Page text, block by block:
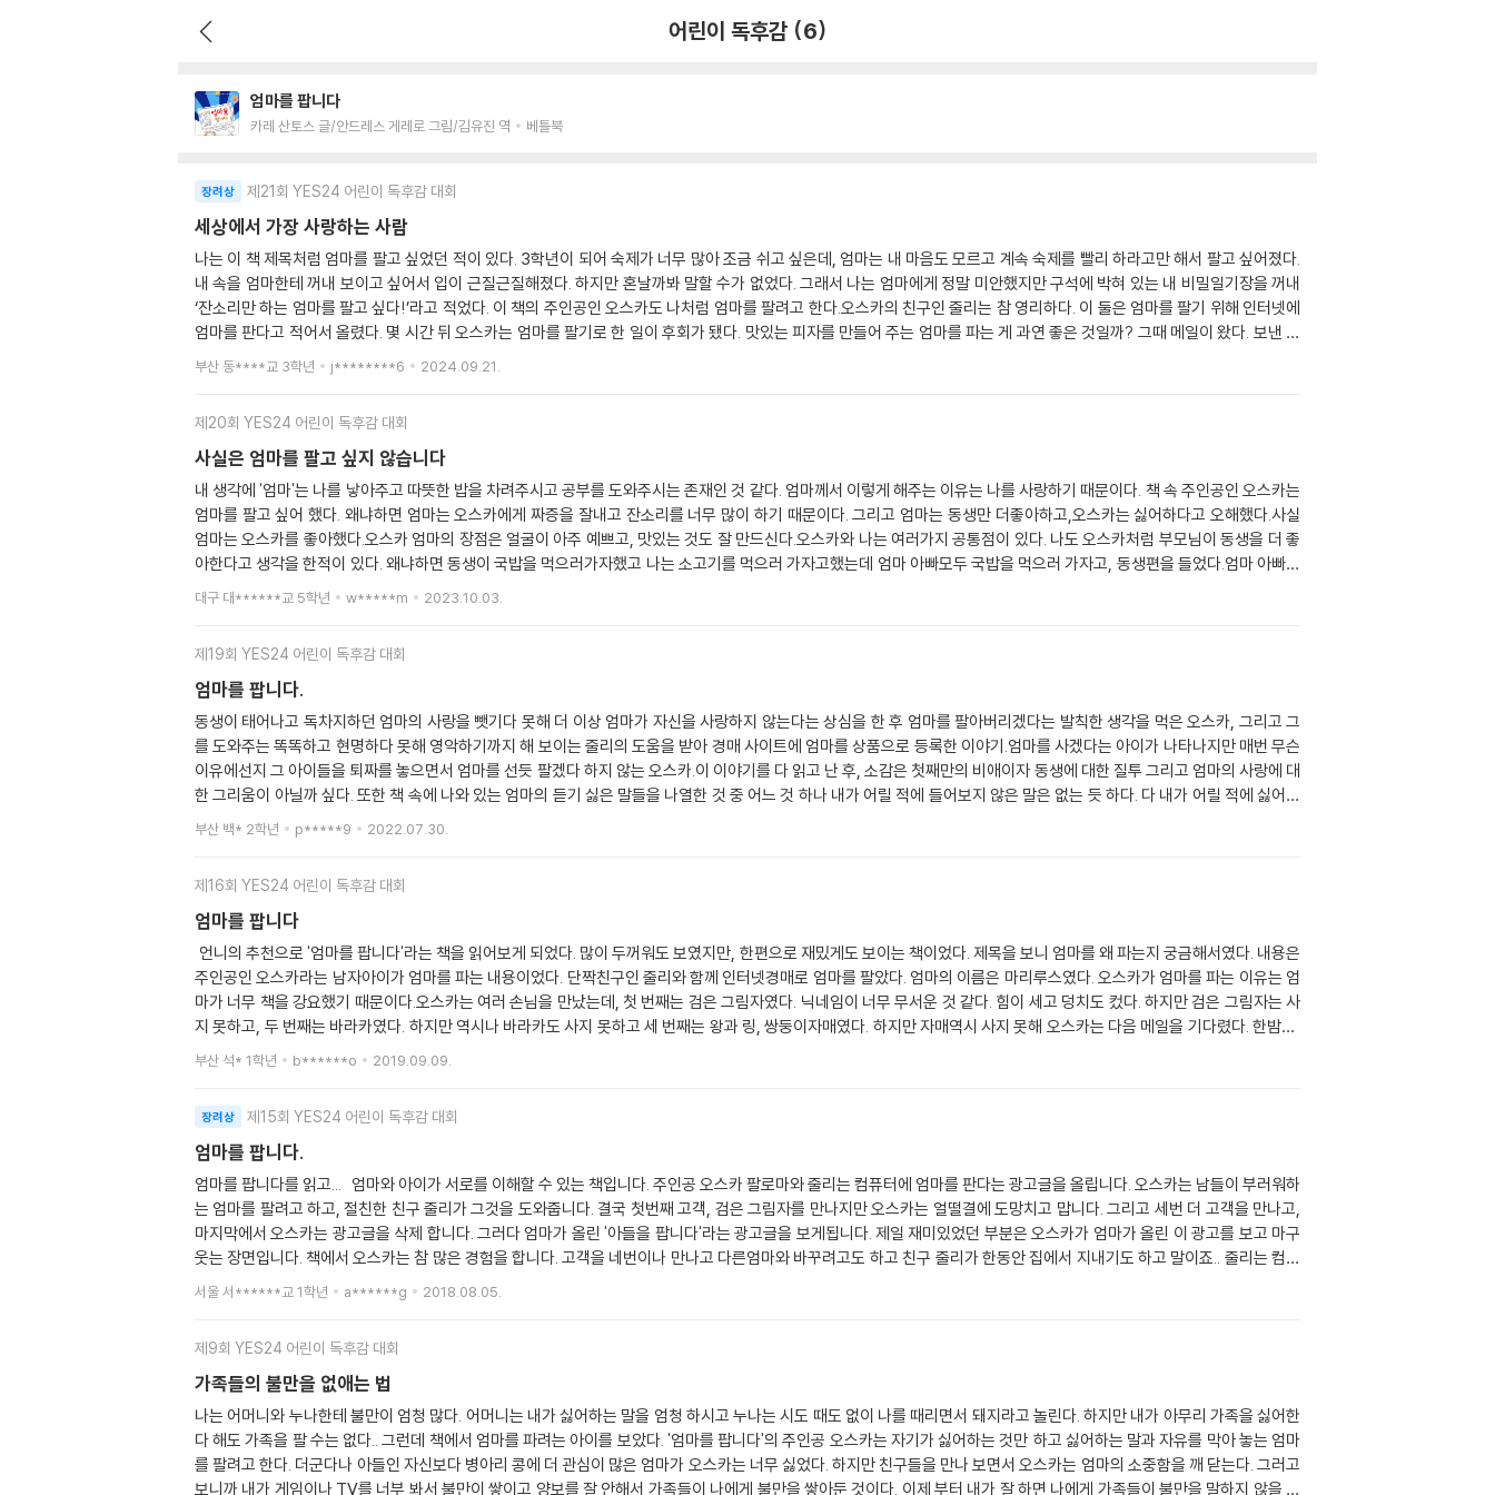
어린이 독후감 (6)
엄마를 팝니다
카레 산토스 글/안드레스 게레로 그림/김유진 역 베틀북
장려상 제21회 YES24 어린이 독후감 대회
세상에서 가장 사랑하는 사람
나는 이 책 제목처럼 엄마를 팔고 싶었던 적이 있다. 3학년이 되어 숙제가 너무 많아 조금 쉬고 싶은데, 엄마는 내 마음도 모르고 계속 숙제를 빨리 하라고만 해서 팔고 싶어졌다.
내 속을 엄마한테 꺼내 보이고 싶어서 입이 근질근질해졌다. 하지만 혼날까봐 말할 수가 없었다. 그래서 나는 엄마에게 정말 미안했지만 구석에 박혀 있는 내 비밀일기장을 꺼내
‘잔소리만 하는 엄마를 팔고 싶다!’라고 적었다. 이 책의 주인공인 오스카도 나처럼 엄마를 팔려고 한다.오스카의 친구인 줄리는 참 영리하다. 이 둘은 엄마를 팔기 위해 인터넷에
엄마를 판다고 적어서 올렸다. 몇 시간 뒤 오스카는 엄마를 팔기로 한 일이 후회가 됐다. 맛있는 피자를 만들어 주는 엄마를 파는 게 과연 좋은 것일까? 그때 메일이 왔다. 보낸 사
람은 바로 ‘검은 그림자’였다. 최신형 휴대폰과 킥보드, 그리고 게임기랑 엄마를 바꾸기로 하였다. 오스카의 엄마는 ‘악어 서점’에서 일했다. 검은 그림자와 영화 상영관에서 만나
기로 하였다. 악어 서점은 영화 상영관 끝에 있어서 서점에서 기다리고 있었다. 몇 분 뒤, 검은 그림자가 나타났다. 그런데 오스카는 갑자기 엄마를 팔려고 생각하니 믿기지 않고
했다. 줄리는 못마땅해하면서 다음 손님과 거래할 땐 같이 가자고 한다.오스카가 막상 엄마를 팔려고 하니 못 파는 모습을 보고, 오스카는 아직 엄마를 팔 용기가 없다는 걸 느꼈
다. 사실 엄마를 마음속 깊이 사랑하고 있을 테니까! 나도 말만 엄마를 팔고 싶다고 하지, 실제로 엄마를 팔 생각은 없다. 어린이들은 누구나 다 그런 상상을 하는 법이다! 사실 엄
마보다는 숙제가 팔고 싶다. 다음 거래는 과연 성공할지 오스카가 더 이상 엄마를 팔지 않게 될지 궁금한 마음에 책 속으로 흠뻑 빠져들었다.다음 날 학교에서 몰래 컴퓨터에 접속
해 손님을 확인했는데 ‘바라카’라는 손님이 엄마랑 교환하자고 했다. 돈은 없지만 숙제를 대신 해준다고 했다. 드디어 바라카에게 엄마를 판다고 응답했다. 바라카는 오스카에게
엄마가 코를 후비냐, 욕을 하냐 등 많은 걸 물어봤다. 오스카는 생각해보고 내일 알려준다고 했다. 저녁 시간인데 엄마가 하하호호 웃었다. 그 이유는 줄리가 오스카의 집에서 산
다고 했기 때문이다. 줄리와 오스카는 잘 적응했다. 그런데 줄리가 오스카에게 너희 엄마는 참 좋다고 하자 오스카는 이제 완벽한 사람이 없다고 느낀다. 그리고 엄마를 파는 광고
도 삭제했다.오스카가 완벽한 사람이 없다는 것을 알게 되어서 정말 다행이다. 그리고 나도 이제 엄마를 팔지 않고 나에게 잔소리할 수밖에 없는 엄마의 마음을 더 헤아려야겠다.
만약 내가 숙제를 제때제때 한다면 엄마는 잔소리를 하지 않을 것이다. 그런데 나는 나 자신을 탓하지 않고 죄 없는 엄마 탓만 했다. 몇 달 전에 엄마가 수술을 받은 적이 있다. 그때
았다. 사실 나는 엄마를 지극히 사랑한다는 걸. 엄마는 언제나 귀찮을 텐데도 나를 챙겨주시고, 넘치는 사랑을 주신다. 아무래도 못 참겠다. 이 글을 다 쓰자마자 엄마에게 달려가
부산 동****교 3학년 j********6 2024.09.21.
제20회 YES24 어린이 독후감 대회
사실은 엄마를 팔고 싶지 않습니다
내 생각에 '엄마'는 나를 낳아주고 따뜻한 밥을 차려주시고 공부를 도와주시는 존재인 것 같다. 엄마께서 이렇게 해주는 이유는 나를 사랑하기 때문이다. 책 속 주인공인 오스카는
엄마를 팔고 싶어 했다. 왜냐하면 엄마는 오스카에게 짜증을 잘내고 잔소리를 너무 많이 하기 때문이다. 그리고 엄마는 동생만 더좋아하고,오스카는 싫어하다고 오해했다.사실
엄마는 오스카를 좋아했다.오스카 엄마의 장점은 얼굴이 아주 예쁘고, 맛있는 것도 잘 만드신다.오스카와 나는 여러가지 공통점이 있다. 나도 오스카처럼 부모님이 동생을 더 좋
아한다고 생각을 한적이 있다. 왜냐하면 동생이 국밥을 먹으러가자했고 나는 소고기를 먹으러 가자고했는데 엄마 아빠모두 국밥을 먹으러 가자고, 동생편을 들었다.엄마 아빠를
팔고 싶을 정도는 아니였지만 조금은 화가 나기때문에 엄마 아빠가동생을 더 좋아하는 것같다고 생각했다.그리고 이글을 읽고 처음에는 오스카의 마음을 이해할 수 없었지만 엄
생각하기 때문이다.만약에 진짜로 엄마를 팔았으면 밥도 굶어야 되고, 더 많이 외로울 것이다.나는 앞으로 엄마에게 잘하고 집안 일중 빨래, 그리고 반찬만들기 등을 도와줘야 겠
다고 생각했다.
대구 대******교 5학년 w*****m 2023.10.03.
제19회 YES24 어린이 독후감 대회
엄마를 팝니다.
동생이 태어나고 독차지하던 엄마의 사랑을 뺏기다 못해 더 이상 엄마가 자신을 사랑하지 않는다는 상심을 한 후 엄마를 팔아버리겠다는 발칙한 생각을 먹은 오스카, 그리고 그
를 도와주는 똑똑하고 현명하다 못해 영악하기까지 해 보이는 줄리의 도움을 받아 경매 사이트에 엄마를 상품으로 등록한 이야기.엄마를 사겠다는 아이가 나타나지만 매번 무슨
이유에선지 그 아이들을 퇴짜를 놓으면서 엄마를 선듯 팔겠다 하지 않는 오스카.이 이야기를 다 읽고 난 후, 소감은 첫째만의 비애이자 동생에 대한 질투 그리고 엄마의 사랑에 대
한 그리움이 아닐까 싶다. 또한 책 속에 나와 있는 엄마의 듣기 싫은 말들을 나열한 것 중 어느 것 하나 내가 어릴 적에 들어보지 않은 말은 없는 듯 하다. 다 내가 어릴 적에 싫어했
고 겪었던 일임에도 불구하고 어른이 되어 한 아이의 부모가 되면서 나 역시 내 부모와 별반 다르지 않는 잔소리쟁이 부모가 되어 간다는 것이 어떻게 보면 서글프면서도 참으로
아이러니 하지 않을 수 없는 것 같다.오스카 역시 이제 겨우 11살이지만 그 역시 자기 부모처럼 그렇게 되어 갈 것은 자명한 일이겠지만 어쨌든 부모된 입장에서 아이의 입장에 서
짝이 없었다 싶다. 내 아이가 줄리 같은 죽마고우를 만난다면 더 없이 좋겠다는 생각을 하면서 흐뭇하게 책을 덮었던 것 같다
부산 백* 2학년 p*****9 2022.07.30.
제16회 YES24 어린이 독후감 대회
엄마를 팝니다
언니의 추천으로 '엄마를 팝니다'라는 책을 읽어보게 되었다. 많이 두꺼워도 보였지만, 한편으로 재밌게도 보이는 책이었다. 제목을 보니 엄마를 왜 파는지 궁금해서였다. 내용은
주인공인 오스카라는 남자아이가 엄마를 파는 내용이었다. 단짝친구인 줄리와 함께 인터넷경매로 엄마를 팔았다. 엄마의 이름은 마리루스였다. 오스카가 엄마를 파는 이유는 엄
마가 너무 책을 강요했기 때문이다.오스카는 여러 손님을 만났는데, 첫 번째는 검은 그림자였다. 닉네임이 너무 무서운 것 같다. 힘이 세고 덩치도 컸다. 하지만 검은 그림자는 사
지 못하고, 두 번째는 바라카였다. 하지만 역시나 바라카도 사지 못하고 세 번째는 왕과 링, 쌍둥이자매였다. 하지만 자매역시 사지 못해 오스카는 다음 메일을 기다렸다. 한밤뒤,
줄리가 오스카 집에서 자게 되었다. 줄리 가방에서 사진이 떨어졌는데, 그것은 바로 검은 그림자였다. 검은 그림자는 바로 줄리의 사촌이었다. 너무 놀라웠다. 그렇게 며칠 후 오
일 좋아하는 음식은 네 가지맛 피자이고 일찍 자는 걸 정말 싫어합니다.' 그것을 본 오스카는 아마도 기가 막히고 웃길 것 같다. 그 엄마의 그 아들인것 같다. 내가 마지막으로 하고
싶은 말은 나 김다율은 절대 엄마를 팔지 않을 것이다!!엄마 사랑해~
부산 석* 1학년 b******o 2019.09.09.
장려상 제15회 YES24 어린이 독후감 대회
엄마를 팝니다.
엄마를 팝니다를 읽고... 엄마와 아이가 서로를 이해할 수 있는 책입니다. 주인공 오스카 팔로마와 줄리는 컴퓨터에 엄마를 판다는 광고글을 올립니다. 오스카는 남들이 부러워하
는 엄마를 팔려고 하고, 절친한 친구 줄리가 그것을 도와줍니다. 결국 첫번째 고객, 검은 그림자를 만나지만 오스카는 얼떨결에 도망치고 맙니다. 그리고 세번 더 고객을 만나고,
마지막에서 오스카는 광고글을 삭제 합니다. 그러다 엄마가 올린 '아들을 팝니다'라는 광고글을 보게됩니다. 제일 재미있었던 부분은 오스카가 엄마가 올린 이 광고를 보고 마구
웃는 장면입니다. 책에서 오스카는 참 많은 경험을 합니다. 고객을 네번이나 만나고 다른엄마와 바꾸려고도 하고 친구 줄리가 한동안 집에서 지내기도 하고 말이죠.. 줄리는 컴퓨
터를 매우 잘 합니다. 광고를 같이 올린사람이 바로 줄리지요.. 줄리는 책을 좋아하고, 오스카의 동생인 병아리콩도 좋아합니다. 이 병아리콩이라는 별명은 오스카와 줄리만 알고
서울 서******교 1학년 a******g 2018.08.05.
제9회 YES24 어린이 독후감 대회
가족들의 불만을 없애는 법
나는 어머니와 누나한테 불만이 엄청 많다. 어머니는 내가 싫어하는 말을 엄청 하시고 누나는 시도 때도 없이 나를 때리면서 돼지라고 놀린다. 하지만 내가 아무리 가족을 싫어한
다 해도 가족을 팔 수는 없다.. 그런데 책에서 엄마를 파려는 아이를 보았다. '엄마를 팝니다'의 주인공 오스카는 자기가 싫어하는 것만 하고 싫어하는 말과 자유를 막아 놓는 엄마
를 팔려고 한다. 더군다나 아들인 자신보다 병아리 콩에 더 관심이 많은 엄마가 오스카는 너무 싫었다. 하지만 친구들을 만나 보면서 오스카는 엄마의 소중함을 깨 닫는다. 그러고
보니까 내가 게임이나 TV를 너부 봐서 불만이 쌓이고 양보를 잘 안해서 가족들이 나에게 불만을 쌓아둔 것이다. 이제 부터 내가 잘 하면 나에게 가족들이 불만을 말하지 않을 거